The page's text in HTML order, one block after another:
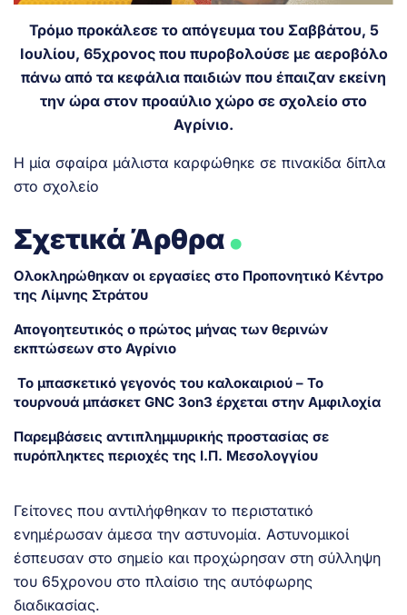
Τρόμο προκάλεσε το απόγευμα του Σαββάτου, 5
Ιουλίου, 65χρονος που πυροβολούσε με αεροβόλο
πάνω από τα κεφάλια παιδιών που έπαιζαν εκείνη
την ώρα στον προαύλιο χώρο σε σχολείο στο
Αγρίνιο.
Η μία σφαίρα μάλιστα καρφώθηκε σε πινακίδα δίπλα
στο σχολείο
Σχετικά Άρθρα.
Ολοκληρώθηκαν οι εργασίες στο Προπονητικό Κέντρο
της Λίμνης Στράτου
Απογοητευτικός ο πρώτος μήνας των θερινών
εκπτώσεων στο Αγρίνιο
Το μπασκετικό γεγονός του καλοκαιριού – Το
τουρνουά μπάσκετ GNC 3on3 έρχεται στην Αμφιλοχία
Παρεμβάσεις αντιπλημμυρικής προστασίας σε
πυρόπληκτες περιοχές της Ι.Π. Μεσολογγίου
Γείτονες που αντιλήφθηκαν το περιστατικό
ενημέρωσαν άμεσα την αστυνομία. Αστυνομικοί
έσπευσαν στο σημείο και προχώρησαν στη σύλληψη
του 65χρονου στο πλαίσιο της αυτόφωρης
διαδικασίας.